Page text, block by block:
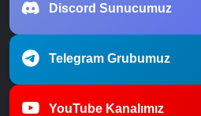
Discord Sunucumuz
Telegram Grubumuz
YouTube Kanalımız